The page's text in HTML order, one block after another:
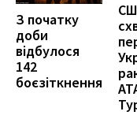
З початку
доби
відбулося
142
боєзіткнення